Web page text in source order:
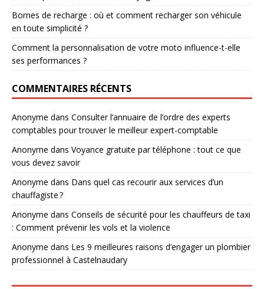
Bornes de recharge : où et comment recharger son véhicule
en toute simplicité ?
Comment la personnalisation de votre moto influence-t-elle
ses performances ?
COMMENTAIRES RÉCENTS
Anonyme dans Consulter l’annuaire de l’ordre des experts
comptables pour trouver le meilleur expert-comptable
Anonyme dans Voyance gratuite par téléphone : tout ce que
vous devez savoir
Anonyme dans Dans quel cas recourir aux services d’un
chauffagiste ?
Anonyme dans Conseils de sécurité pour les chauffeurs de taxi
: Comment prévenir les vols et la violence
Anonyme dans Les 9 meilleures raisons d’engager un plombier
professionnel à Castelnaudary